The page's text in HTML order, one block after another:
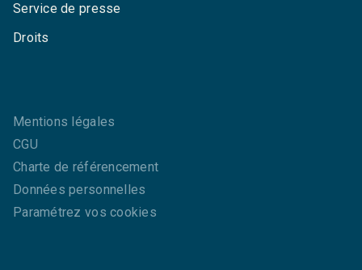
Service de presse
Droits
Mentions légales
CGU
Charte de référencement
Données personnelles
Paramétrez vos cookies